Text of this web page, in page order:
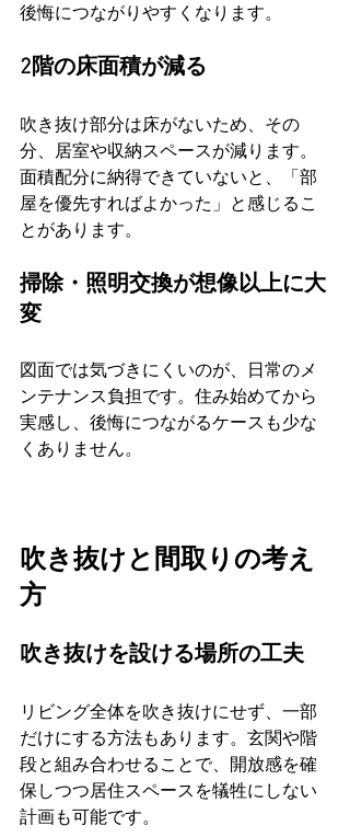
後悔につながりやすくなります。
2階の床面積が減る
吹き抜け部分は床がないため、その
分、居室や収納スペースが減ります。
面積配分に納得できていないと、「部
屋を優先すればよかった」と感じるこ
とがあります。
掃除・照明交換が想像以上に大
変
図面では気づきにくいのが、日常のメ
ンテナンス負担です。住み始めてから
実感し、後悔につながるケースも少な
くありません。
吹き抜けと間取りの考え
方
吹き抜けを設ける場所の工夫
リビング全体を吹き抜けにせず、一部
だけにする方法もあります。玄関や階
段と組み合わせることで、開放感を確
保しつつ居住スペースを犠牲にしない
計画も可能です。